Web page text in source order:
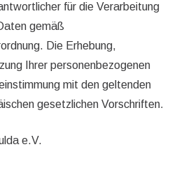
für die Verarbeitung
gemäß
Die Erhebung,
Ihrer personenbezogenen
mit den geltenden
gesetzlichen Vorschriften.
e.V.